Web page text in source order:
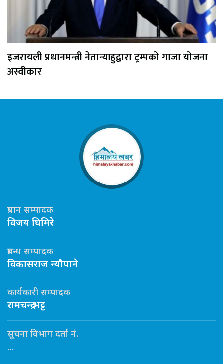
इजरायली प्रधानमन्त्री नेतान्याहुद्वारा ट्रम्पको गाजा योजना
अस्वीकार
प्रधान सम्पादक
विजय घिमिरे
प्रबन्ध सम्पादक
विकासराज न्यौपाने
कार्यकारी सम्पादक
रामचन्द्र भट्ट
सूचना विभाग दर्ता नं.
...